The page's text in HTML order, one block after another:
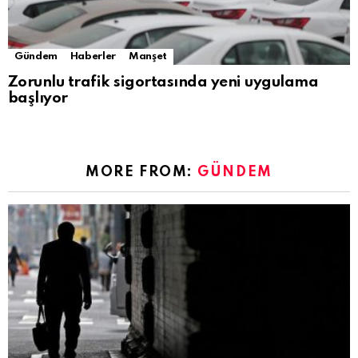
Gündem Haberler Manşet
Zorunlu trafik sigortasında yeni uygulama
başlıyor
MORE FROM: GÜNDEM